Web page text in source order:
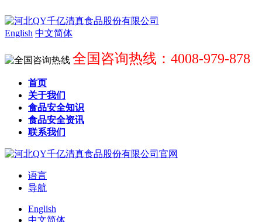
English 中文简体
全国咨询热线：4008-979-878
首页
关于我们
食品安全知识
食品安全资讯
联系我们
语言
导航
English
中文简体